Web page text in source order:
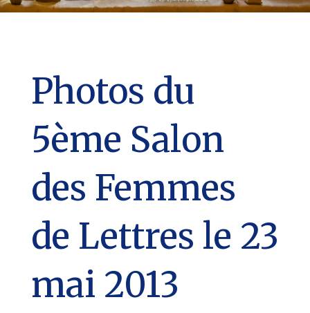
Augustin Paris 8e
Photos du
5ème Salon
des Femmes
de Lettres le 23
mai 2013